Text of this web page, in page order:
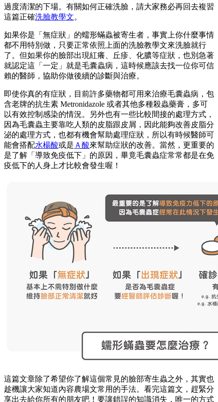
過度清潔的下場。有關如何正確洗臉，請大家務必再回去複習
這篇正確洗臉教學文。
如果你是「無症狀」的蠕形蟎蟲被寄生者，事實上你什麼事情
都不用特別做，只要正常依照上面的洗臉教學文來洗臉就行
了。但如果你的臉部出現紅癢、丘疹、化膿等症狀，也別急著
就認定這「一定」就是毛囊蟲病，這時候應該去找一位你可信
賴的醫師，協助你做後續的診斷與治療。
即使你真的有症狀，目前許多藥物都可用來治療毛囊蟲病，包
含老牌的抗生素 Metronidazole 或者其他多種殺蟲藥膏，多可
以有效控制感染的情況。另外也有一些比較間接的處理方式，
因為毛囊蟲主要靠吃人類的皮脂跟皮屑，因此能夠改善皮脂分
泌的處理方式，也都有機會幫助處理症狀，所以有時候醫師可
能會搭配水楊酸或是 Ａ酸來幫助症狀的改善。當然，更重要的
是了解「導致免疫低下」的原因，畢竟毛囊蟲症常常都是在免
疫低下的人身上才比較會發生喔！
這篇文章除了希望你了解這個常見的臉部寄生蟲之外，其實也
趁機讓大家知道內容農場文常用的手法。看完這篇文，趕緊分
享出去給你所有的朋友吧！要讓錯誤的知識消失，唯一的方式